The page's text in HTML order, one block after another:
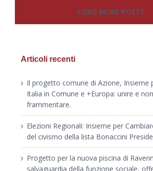
LOAD MORE POSTS
Articoli recenti
Il progetto comune di Azione, Insieme
Italia in Comune e +Europa: unire e non
frammentare.
Elezioni Regionali: Insieme per
del civismo della lista Bonaccini
Progetto per la nuova piscina di
salvaguardia della funzione sociale,